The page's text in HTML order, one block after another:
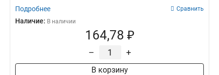
Подробнее Сравнить
Наличие: В наличии
164,78 ₽
– +
В корзину